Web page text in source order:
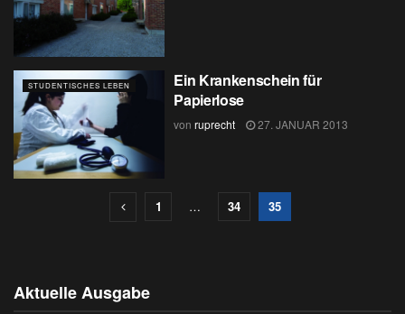
STUDENTISCHES LEBEN
Ein Krankenschein für
Papierlose
von ruprecht 27. JANUAR 2013
1 … 34 35
Aktuelle Ausgabe